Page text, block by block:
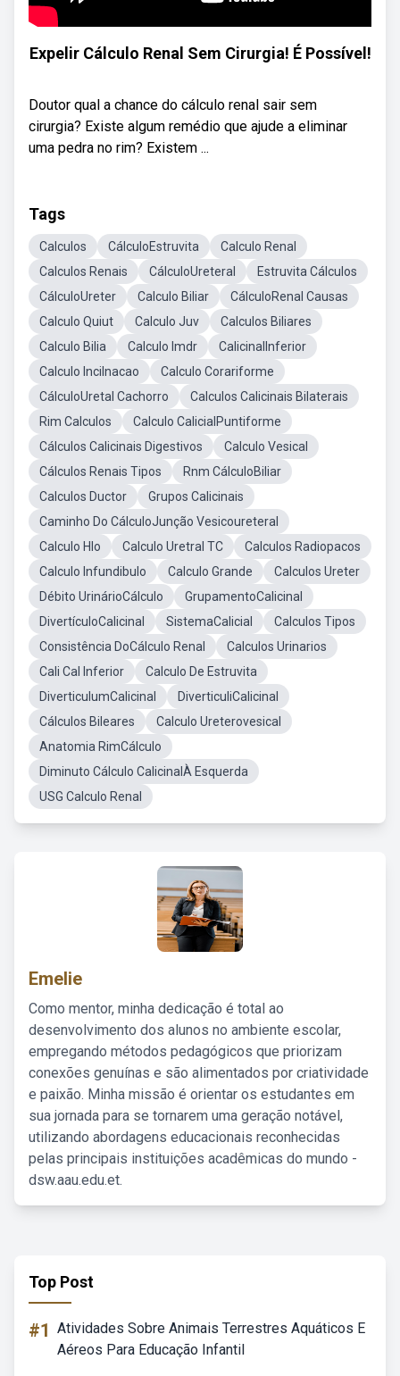
Expelir Cálculo Renal Sem Cirurgia! É Possível!
Doutor qual a chance do cálculo renal sair sem
cirurgia? Existe algum remédio que ajude a eliminar
uma pedra no rim? Existem ...
Tags
Calculos CálculoEstruvita
Calculo Renal
Calculos Renais
CálculoUreteral
Estruvita Cálculos
CálculoUreter
Calculo Biliar
CálculoRenal Causas
Calculo Quiut
Calculo Juv
Calculos Biliares
Calculo Bilia
Calculo Imdr
CalicinalInferior
Calculo Incilnacao
Calculo Corariforme
CálculoUretal Cachorro
Calculos Calicinais Bilaterais
Rim Calculos
Calculo CalicialPuntiforme
Cálculos Calicinais Digestivos
Calculo Vesical
Cálculos Renais Tipos
Rnm CálculoBiliar
Calculos Ductor
Grupos Calicinais
Caminho Do CálculoJunção Vesicoureteral
Calculo Hlo
Calculo Uretral TC
Calculos Radiopacos
Calculo Infundibulo
Calculo Grande
Calculos Ureter
Débito UrinárioCálculo
GrupamentoCalicinal
DivertículoCalicinal
SistemaCalicial
Calculos Tipos
Consistência DoCálculo Renal
Calculos Urinarios
Cali Cal Inferior
Calculo De Estruvita
DiverticulumCalicinal
DiverticuliCalicinal
Cálculos Bileares
Calculo Ureterovesical
Anatomia RimCálculo
Diminuto Cálculo CalicinalÀ Esquerda
USG Calculo Renal
Emelie
Como mentor, minha dedicação é total ao
desenvolvimento dos alunos no ambiente escolar,
empregando métodos pedagógicos que priorizam
conexões genuínas e são alimentados por criatividade
e paixão. Minha missão é orientar os estudantes em
sua jornada para se tornarem uma geração notável,
utilizando abordagens educacionais reconhecidas
pelas principais instituições acadêmicas do mundo -
dsw.aau.edu.et.
Top Post
#1 Atividades Sobre Animais Terrestres Aquáticos E
Aéreos Para Educação Infantil